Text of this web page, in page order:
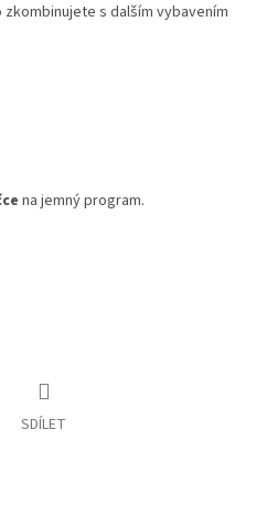
s dalším vybavením
na jemný program.
SDÍLET